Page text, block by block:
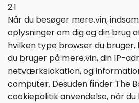
2.1
Når du besøger mere.vin,
oplysninger om dig og din brug
hvilken type browser du
du bruger på mere.vin, din IP-
netværkslokation, og
computer. Desuden finder The
cookiepolitik anvendelse, når